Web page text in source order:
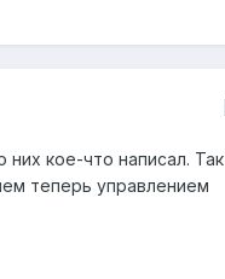
кое-что написал. Так
теперь управлением